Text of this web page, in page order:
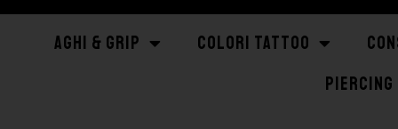
AGHI & GRIP COLORI TATTOO
PIERCING